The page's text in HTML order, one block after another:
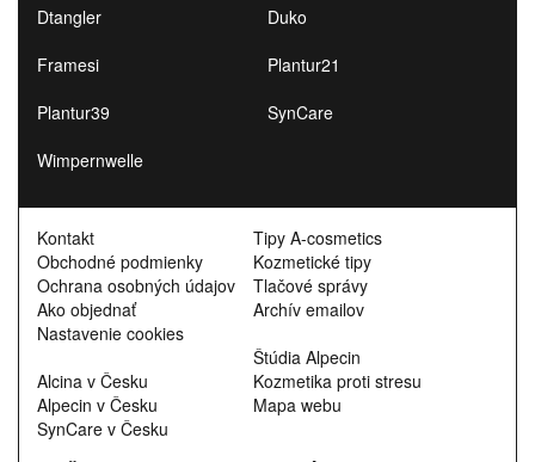
Dtangler
Duko
Framesi
Plantur21
Plantur39
SynCare
Wimpernwelle
Kontakt
Obchodné podmienky
Ochrana osobných údajov
Ako objednať
Nastavenie cookies
Alcina v Česku
Alpecin v Česku
SynCare v Česku
Tipy A-cosmetics
Kozmetické tipy
Tlačové správy
Archív emailov
Štúdia Alpecin
Kozmetika proti stresu
Mapa webu